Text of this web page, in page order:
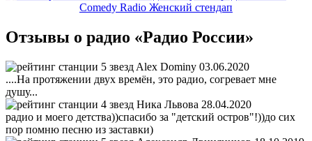
Comedy Radio Женский стендап
Отзывы о радио «Радио России»
Alex Dominy 03.06.2020
....На протяжении двух времён, это радио, согревает мне
душу...
Ника Львова 28.04.2020
радио и моего детства))спасибо за "детский остров"!))до сих
пор помню песню из заставки)